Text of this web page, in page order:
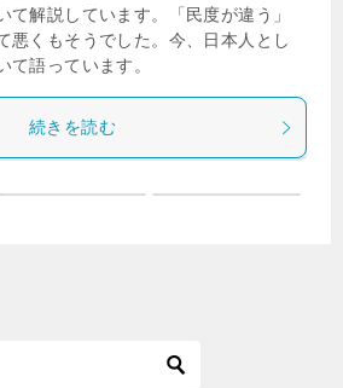
て解説しています。「民度が違う」
悪くもそうでした。今、日本人とし
て語っています。
続きを読む